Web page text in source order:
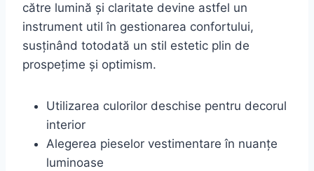
către lumină și claritate devine astfel un
instrument util în gestionarea confortului,
susținând totodată un stil estetic plin de
prospețime și optimism.
Utilizarea culorilor deschise pentru decorul
interior
Alegerea pieselor vestimentare în nuanțe
luminoase